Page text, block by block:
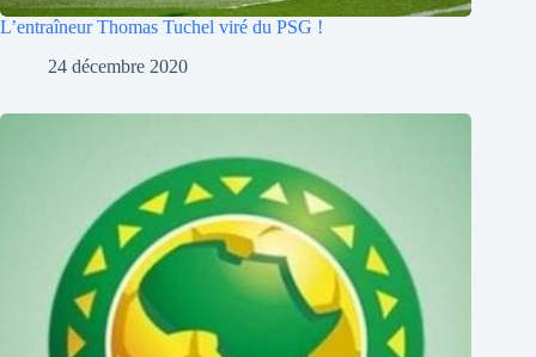
L’entraîneur Thomas Tuchel viré du PSG !
24 décembre 2020